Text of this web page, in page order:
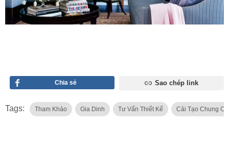
Chia sẻ Sao chép link
Tags: Tham Khảo Gia Dinh Tư Vấn Thiết Kế Cải Tạo Chung Cư